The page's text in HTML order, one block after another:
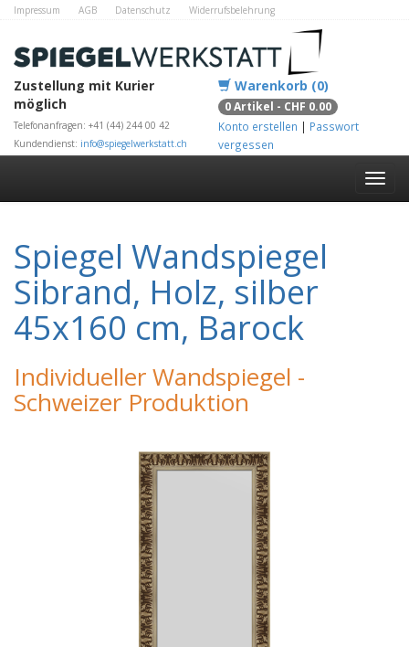
Impressum AGB Datenschutz
Widerrufsbelehrung
Zustellung mit Kurier
möglich
Telefonanfragen: +41 (44) 244 00 42
Kundendienst: info@spiegelwerkstatt.ch
Warenkorb (0)
0 Artikel - CHF 0.00
Konto erstellen | Passwort
vergessen
Spiegel Wandspiegel
Sibrand, Holz, silber
45x160 cm, Barock
Individueller Wandspiegel -
Schweizer Produktion